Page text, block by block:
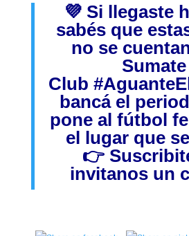
💜 Si llegaste
sabés que
no se
Club
bancá el
pone al fútbol
el lugar que
👉
invitanos un